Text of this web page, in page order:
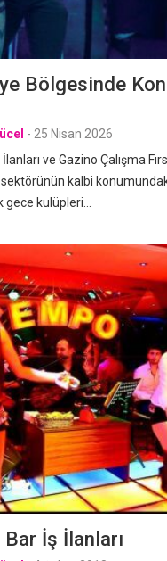
Bölgesinde
- 25 Nisan 2026
ve Gazino Çalışma
kalbi
gece kulüpleri…
İş İlanları